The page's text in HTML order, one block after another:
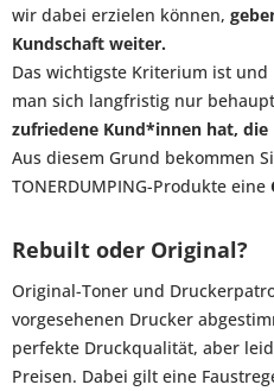
wir dabei erzielen können,
Kundschaft weiter.
Das wichtigste Kriterium ist
man sich langfristig nur
zufriedene Kund*innen hat,
Aus diesem Grund bekommen
TONERDUMPING-Produkte eine
Rebuilt oder Original?
Original-Toner und
vorgesehenen Drucker
perfekte Druckqualität, aber
Preisen. Dabei gilt eine